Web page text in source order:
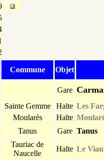
Commune Objet
Gare
Sainte Gemme Halte Les
Moularès Halte
Tanus Gare Tanus
Tauriac de
Naucelle
Halte Le